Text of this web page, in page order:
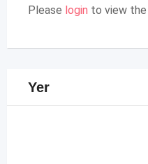
Please login to view
Yer